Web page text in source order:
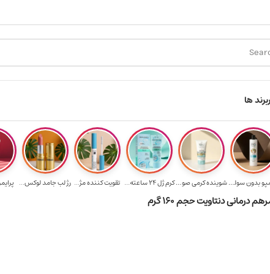
هدیه برای خرید های ارسال رایگان برای خرید ۳.۵ میلیون به یالا
برند ها
شامپو بدون سولف... شوینده کرمی صور...کرم ژل ۲۴ ساعته... تقویت‌ کننده مژ... رژ لب جامد لوکس...
درمانی دنتاویت حجم ۱۶۰ گرم